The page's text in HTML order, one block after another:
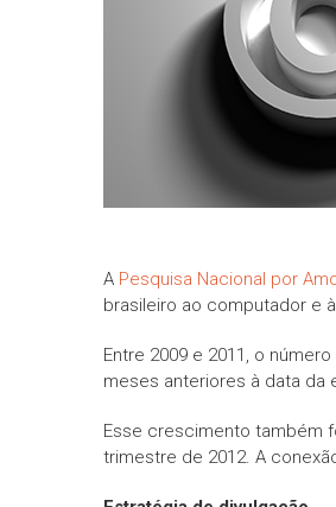
A Pesquisa Nacional por
brasileiro ao computador e
Entre 2009 e 2011, o
meses anteriores à data da
Esse crescimento também
trimestre de 2012. A